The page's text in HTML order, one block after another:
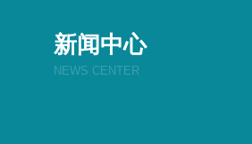
新闻中心
NEWS CENTER